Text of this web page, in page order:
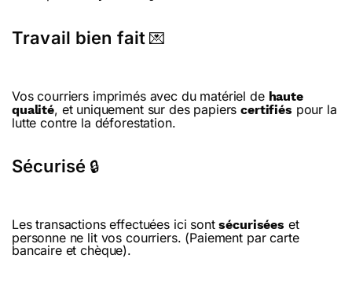
Travail bien fait 💌
Vos courriers imprimés avec du matériel de haute
qualité, et uniquement sur des papierscertifiés pour la
lutte contre la déforestation.
Sécurisé 🔒
Les transactions effectuées ici sontsécurisées et
personne ne lit vos courriers. (Paiement par carte
bancaire et chèque).